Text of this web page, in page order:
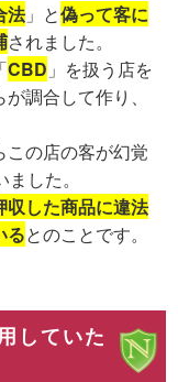
法」と偽って客に
されました。
CBD 」を扱う店を
調合して作り、
の店の客が幻覚
した。
収した商品に違法
るとのことです。
していた